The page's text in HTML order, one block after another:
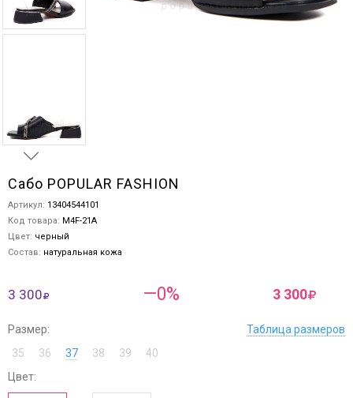
Сабо POPULAR FASHION
Артикул: 13404544101
Код товара: M4F-21A
Цвет: черный
Состав: натуральная кожа
3 300 —0% 3 300
Размер:
Таблица размеров
35
36 37 38 39
40
Цвет: